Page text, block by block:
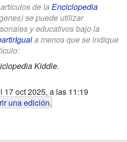
de la Enciclopedia
se puede utilizar
y educativos bajo la
a menos que se indique
Kiddle.
17 oct 2025, a las 11:19
una edición.